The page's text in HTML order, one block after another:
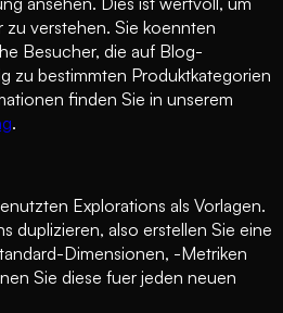
zu verstehen. Sie koennten
Besucher, die auf Blog-
zu bestimmten Produktkategorien
finden Sie in unserem
.
Explorations als Vorlagen.
duplizieren, also erstellen Sie eine
Dimensionen, -Metriken
Sie diese fuer jeden neuen